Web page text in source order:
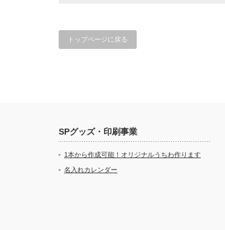
トップページに戻る
SPグッズ・印刷事業
1本から作成可能！オリジナルうちわ作ります
名入れカレンダー